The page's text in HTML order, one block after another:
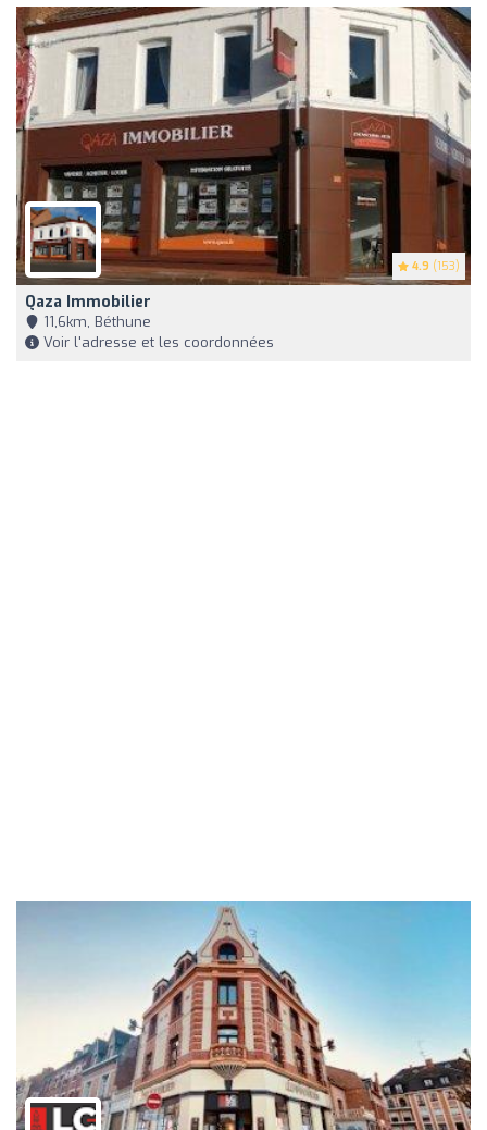
4.9 (153)
Qaza Immobilier
11,6km, Béthune
Voir l'adresse et les coordonnées